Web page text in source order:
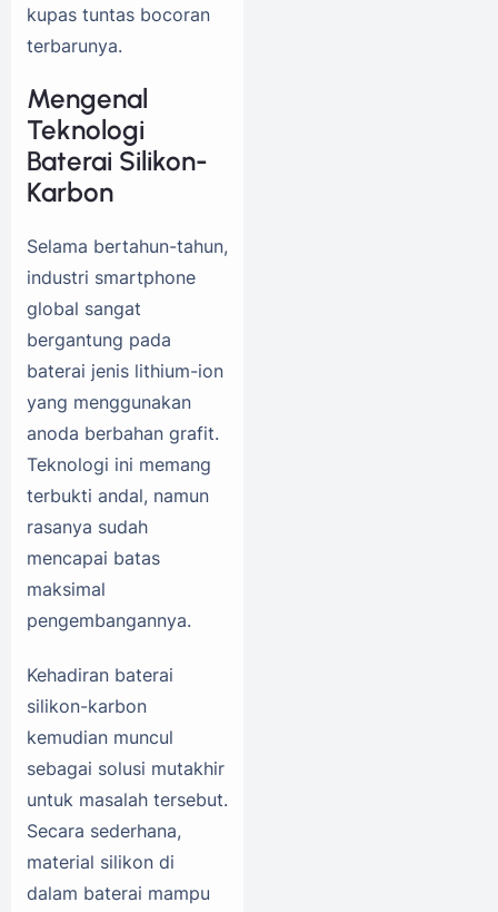
kupas tuntas bocoran
terbarunya.
Mengenal
Teknologi
Baterai Silikon-
Karbon
Selama bertahun-tahun,
industri smartphone
global sangat
bergantung pada
baterai jenis lithium-ion
yang menggunakan
anoda berbahan grafit.
Teknologi ini memang
terbukti andal, namun
rasanya sudah
mencapai batas
maksimal
pengembangannya.
Kehadiran baterai
silikon-karbon
kemudian muncul
sebagai solusi mutakhir
untuk masalah tersebut.
Secara sederhana,
material silikon di
dalam baterai mampu